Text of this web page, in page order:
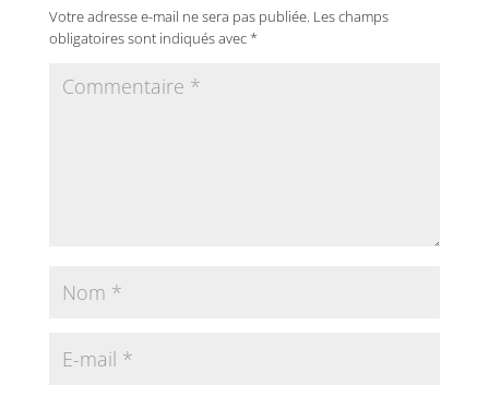
Votre adresse e-mail ne sera pas publiée. Les champs
obligatoires sont indiqués avec *